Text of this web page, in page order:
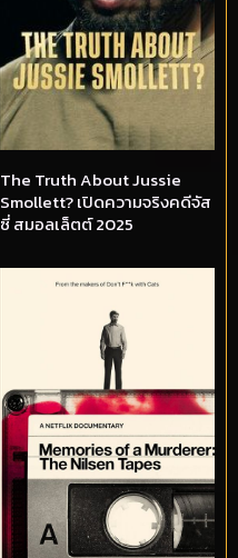
The Truth About Jussie
Smollett? เปิดความจริงคดีจัส
ซี่ สมอลเล็ตต์ 2025